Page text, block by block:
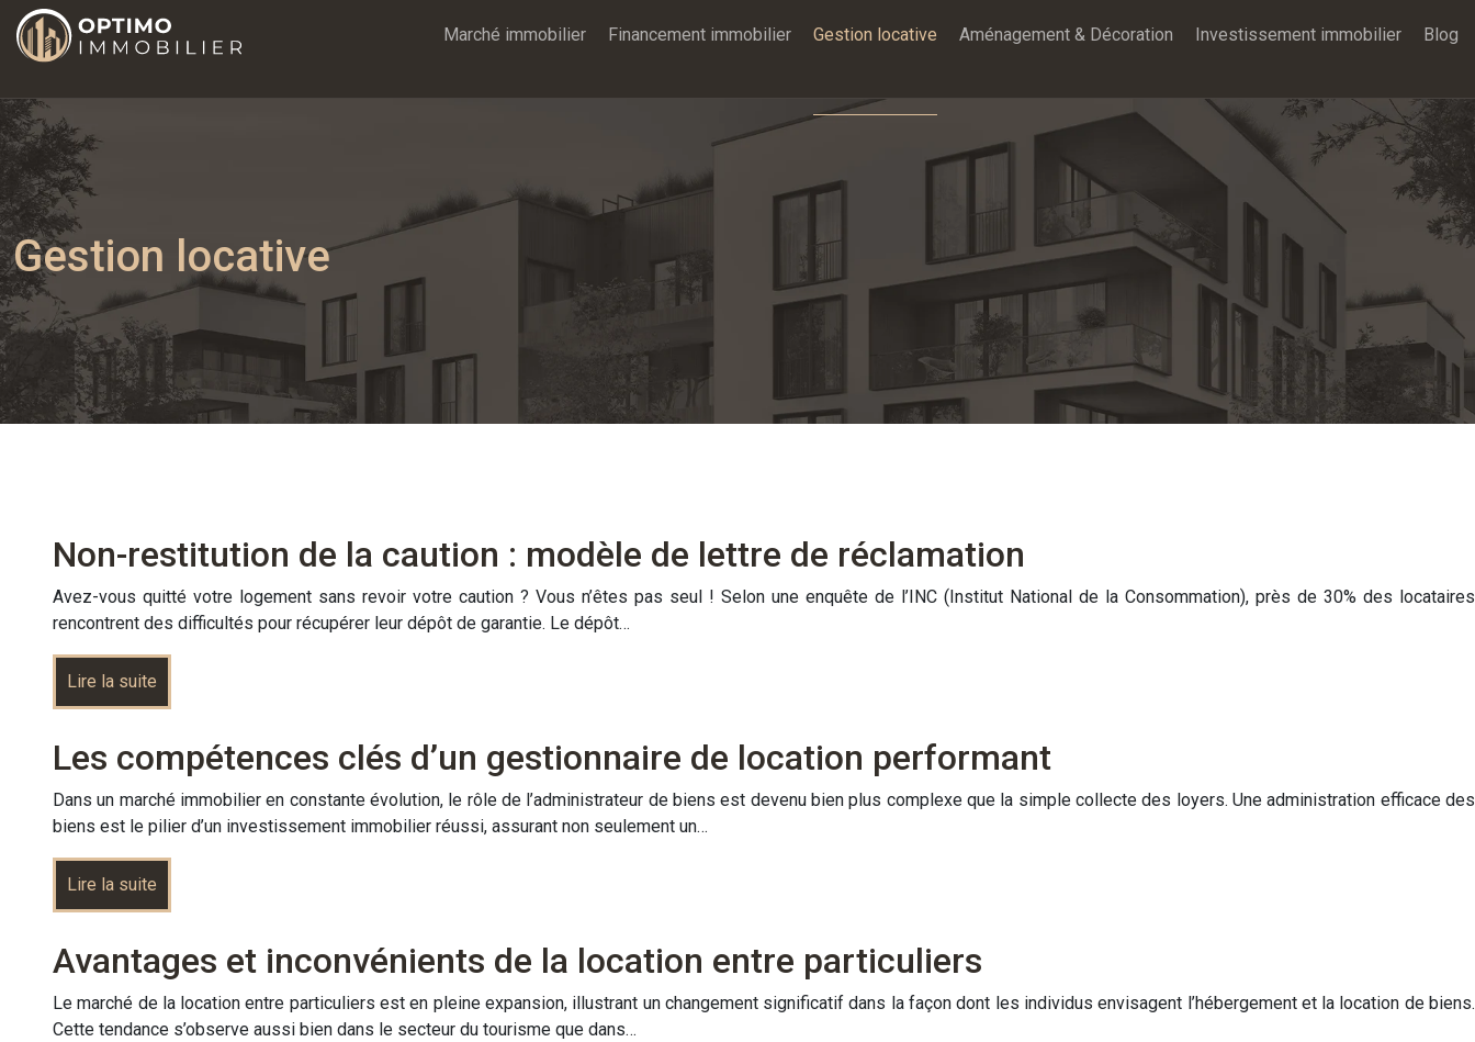
Marché immobilier Financement immobilier Gestion locative Aménagement & Décoration Investissement immobilier Blog
Gestion locative
Non-restitution de la caution : modèle de lettre de réclamation
Avez-vous quitté votre logement sans revoir votre caution ? Vous n’êtes pas seul ! Selon une enquête de l’INC (Institut National de la Consommation), près de 30% des locataires
rencontrent des difficultés pour récupérer leur dépôt de garantie. Le dépôt…
Lire la suite
Les compétences clés d’un gestionnaire de location performant
Dans un marché immobilier en constante évolution, le rôle de l’administrateur de biens est devenu bien plus complexe que la simple collecte des loyers. Une administration efficace des
biens est le pilier d’un investissement immobilier réussi, assurant non seulement un…
Lire la suite
Avantages et inconvénients de la location entre particuliers
Le marché de la location entre particuliers est en pleine expansion, illustrant un changement significatif dans la façon dont les individus envisagent l’hébergement et la location de biens.
Cette tendance s’observe aussi bien dans le secteur du tourisme que dans…